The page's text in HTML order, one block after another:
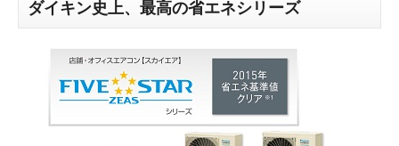
ダイキン史上、最高の省エネシリーズ